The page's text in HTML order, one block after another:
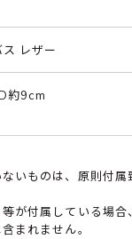
レザー
約9cm
いものは、原則付属
が付属している場合
まれません。